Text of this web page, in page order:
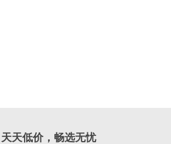
天天低价，畅选无忧